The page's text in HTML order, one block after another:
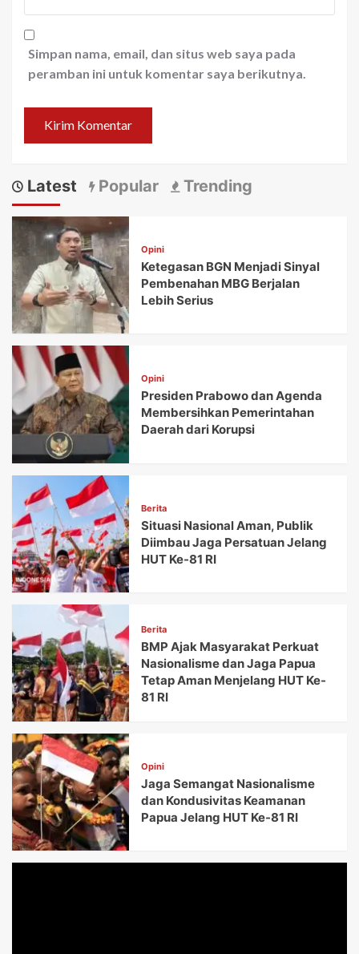
Simpan nama, email, dan situs web saya pada
peramban ini untuk komentar saya berikutnya.
Latest Popular Trending
Opini
Ketegasan BGN Menjadi Sinyal
Pembenahan MBG Berjalan
Lebih Serius
Opini
Presiden Prabowo dan Agenda
Membersihkan Pemerintahan
Daerah dari Korupsi
Berita
Situasi Nasional Aman, Publik
Diimbau Jaga Persatuan Jelang
HUT Ke-81 RI
Berita
BMP Ajak Masyarakat Perkuat
Nasionalisme dan Jaga Papua
Tetap Aman Menjelang HUT Ke-
81 RI
Opini
Jaga Semangat Nasionalisme
dan Kondusivitas Keamanan
Papua Jelang HUT Ke-81 RI